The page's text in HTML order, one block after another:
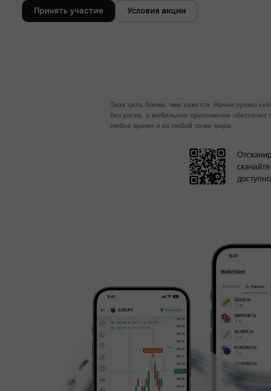
Принять участие
Условия акции
Твоя цель ближе, чем кажется. Начни прямо
без риска, а мобильное приложение
любое время и из любой точки мира.